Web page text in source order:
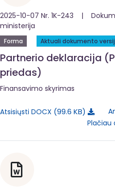
2025-10-07 Nr. 1K-243 |
ministerija
Forma Aktuali dokumento
Partnerio deklaracija
priedas)
Finansavimo skyrimas
Atsisiųsti DOCX 99.6 KB
Plačiau